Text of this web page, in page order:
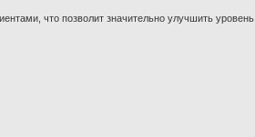
что позволит значительно улучшить уровень